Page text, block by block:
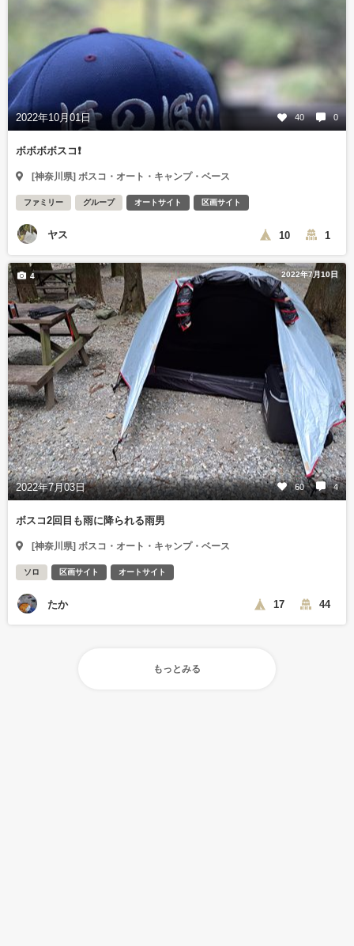
2022年10月01日 40 0
ボボボボスコ❗️
[神奈川県] ボスコ・オート・キャンプ・ベース
ファミリー グループ オートサイト 区画サイト
ヤス 10 1
2022年7月10日
2022年7月03日 60 4
4
ボスコ2回目も雨に降られる雨男
[神奈川県] ボスコ・オート・キャンプ・ベース
ソロ 区画サイト オートサイト
たか 17 44
もっとみる